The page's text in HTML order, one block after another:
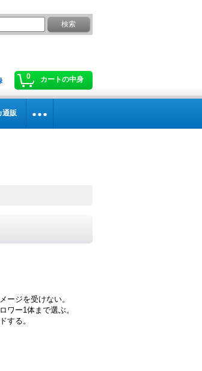
0 カートの中身
通販
ージを受けない。
ワー1体まで選ぶ。
する。